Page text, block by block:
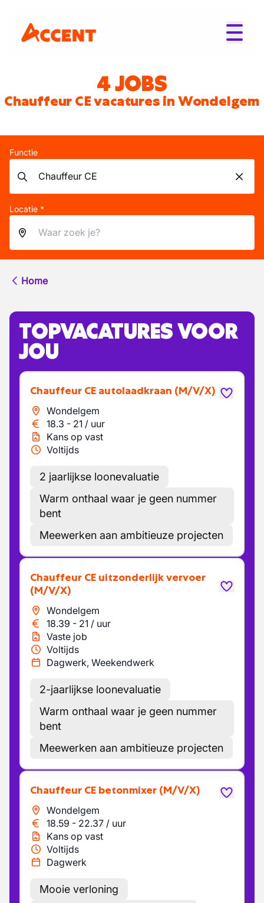
4 JOBS
Chauffeur CE vacatures in Wondelgem
Functie
Locatie *
Home
TOPVACATURES VOOR
JOU
Chauffeur CE autolaadkraan (M/V/X)
Wondelgem
18.3 - 21 / uur
Kans op vast
Voltijds
2 jaarlijkse loonevaluatie
Warm onthaal waar je geen nummer
bent
Meewerken aan ambitieuze projecten
Chauffeur CE uitzonderlijk vervoer
(M/V/X)
Wondelgem
18.39 - 21 / uur
Vaste job
Voltijds
Dagwerk, Weekendwerk
2-jaarlijkse loonevaluatie
Warm onthaal waar je geen nummer
bent
Meewerken aan ambitieuze projecten
Chauffeur CE betonmixer (M/V/X)
Wondelgem
18.59 - 22.37 / uur
Kans op vast
Voltijds
Dagwerk
Mooie verloning